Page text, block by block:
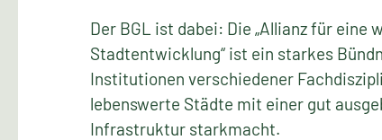
Der BGL ist dabei: Die „Allianz für eine
Stadtentwicklung“ ist ein starkes
Institutionen verschiedener
lebenswerte Städte mit einer gut
Infrastruktur starkmacht.